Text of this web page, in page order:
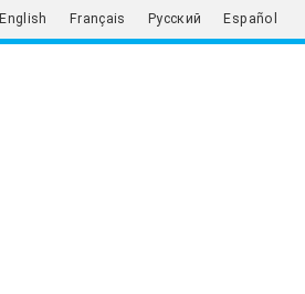
English Français Русский Español